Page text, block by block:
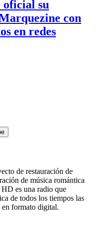
oficial su
con
en redes
de restauración de
de música romántica
es una radio que
de todos los tiempos las
en formato digital.